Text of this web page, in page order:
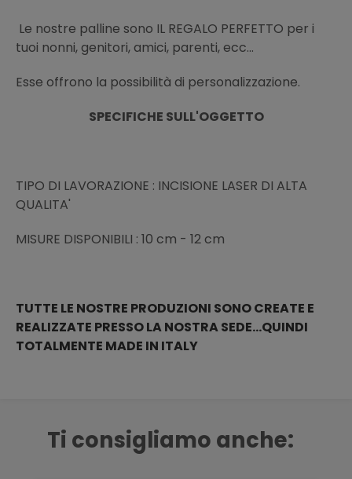
Le nostre palline sono IL REGALO PERFETTO per i
tuoi nonni, genitori, amici, parenti, ecc...
Esse offrono la possibilità di personalizzazione.
SPECIFICHE SULL'OGGETTO
TIPO DI LAVORAZIONE : INCISIONE LASER DI ALTA
QUALITA'
MISURE DISPONIBILI : 10 cm - 12 cm
TUTTE LE NOSTRE PRODUZIONI SONO CREATE E
REALIZZATE PRESSO LA NOSTRA SEDE...QUINDI
TOTALMENTE MADE IN ITALY
Ti consigliamo anche: